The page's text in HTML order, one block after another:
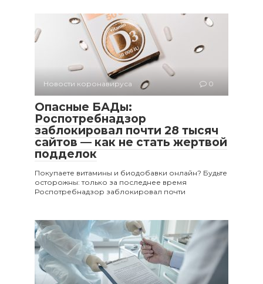
Новости коронавируса 0
Опасные БАДы:
Роспотребнадзор
заблокировал почти 28 тысяч
сайтов — как не стать жертвой
подделок
Покупаете витамины и биодобавки онлайн? Будьте
осторожны: только за последнее время
Роспотребнадзор заблокировал почти